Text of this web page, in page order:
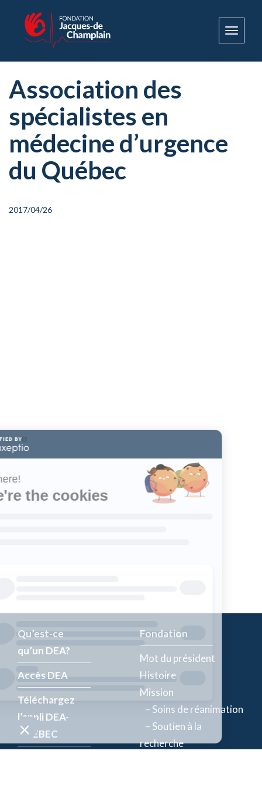
Toggle
Association des
spécialistes en
médecine d’urgence
du Québec
2017/04/26
Qu’est-ce
qu’un DEA?
Accès DEA
Téléchargez
l’appli DEA-
QUÉBEC
Fondation
Mot du président
Histoire
Mission
– Soins de réanimation
– Soutien à la
recherche